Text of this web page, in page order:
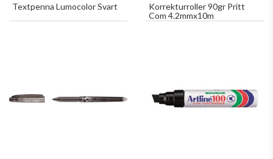
Textpenna Lumocolor Svart
Korrekturroller 90gr Pritt
Com 4.2mmx10m